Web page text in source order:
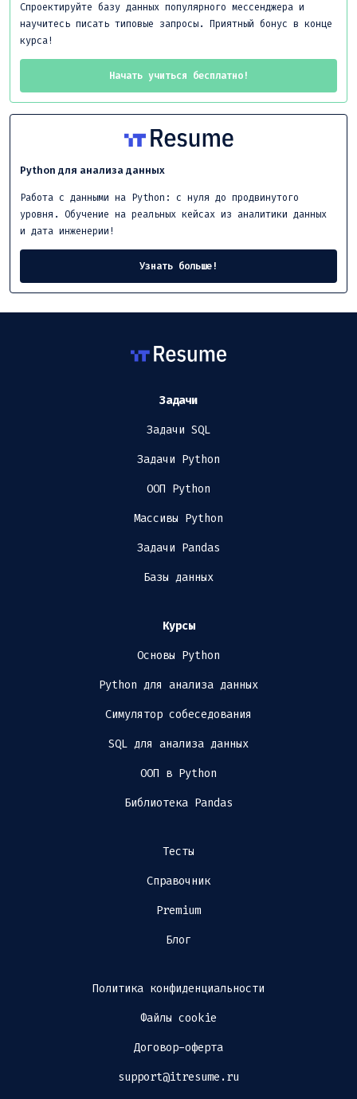
Спроектируйте базу данных популярного мессенджера и
научитесь писать типовые запросы. Приятный бонус в конце
курса!
Начать учиться бесплатно!
Python для анализа данных
Работа с данными на Python: с нуля до продвинутого
уровня. Обучение на реальных кейсах из аналитики данных
и дата инженерии!
Узнать больше!
Задачи
Задачи SQL
Задачи Python
ООП Python
Массивы Python
Задачи Pandas
Базы данных
Курсы
Основы Python
Python для анализа данных
Симулятор собеседования
SQL для анализа данных
ООП в Python
Библиотека Pandas
Тесты
Справочник
Premium
Блог
Политика конфиденциальности
Файлы cookie
Договор-оферта
support@itresume.ru